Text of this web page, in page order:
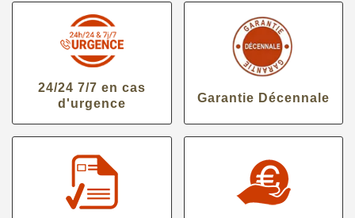
24/24 7/7 en cas
d'urgence
Garantie Décennale